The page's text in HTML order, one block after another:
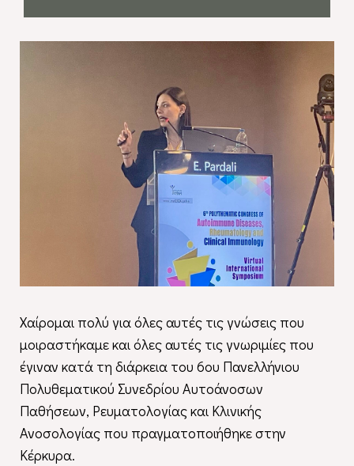
Χαίρομαι πολύ για όλες αυτές τις γνώσεις που
μοιραστήκαμε και όλες αυτές τις γνωριμίες που
έγιναν κατά τη διάρκεια του 6ου Πανελλήνιου
Πολυθεματικού Συνεδρίου Αυτοάνοσων
Παθήσεων, Ρευματολογίας και Κλινικής
Ανοσολογίας που πραγματοποιήθηκε στην
Κέρκυρα.